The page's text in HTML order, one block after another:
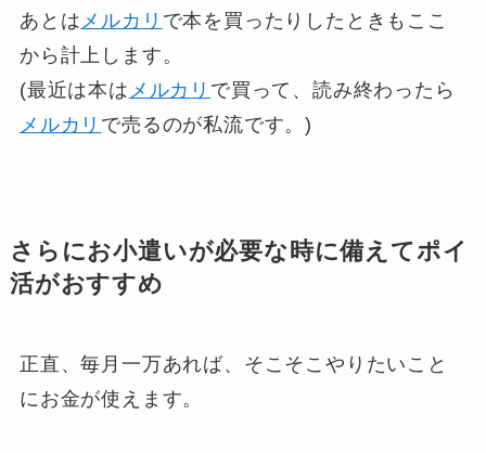
あとは メルカリ で本を買ったりしたときもここ
から計上します。
(最近は本は メルカリ で買って、読み終わったら
メルカリ で売るのが私流です。)
さらにお小遣いが必要な時に備えてポイ
活がおすすめ
正直、毎月一万あれば、そこそこやりたいこと
にお金が使えます。